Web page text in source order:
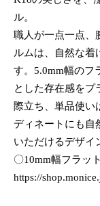
ル。
職人が一点一点、
ルムは、自然な着
す。5.0mm幅のフ
とした存在感をプ
際立ち、単品使い
ディネートにも自
いただけるデザイ
〇10mm幅フラッ
https://